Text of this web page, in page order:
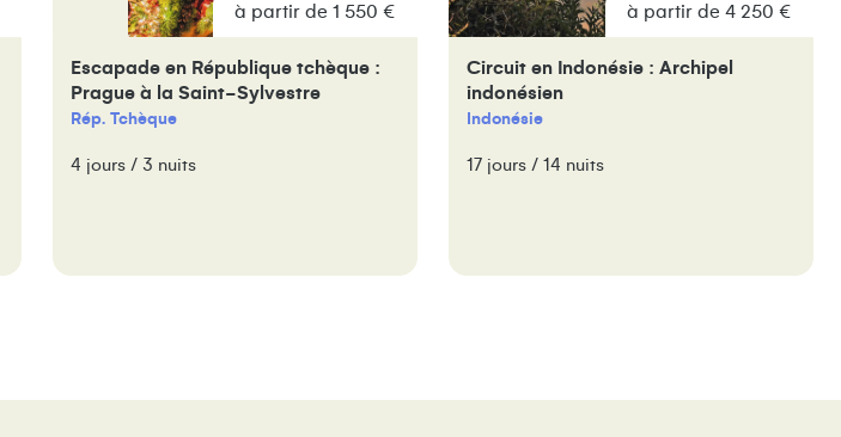
à partir de 1 550 €
Escapade en République tchèque :
Prague à la Saint-Sylvestre
Rép. Tchèque
4 jours / 3 nuits
à partir de 4 250 €
Circuit en Indonésie : Archipel
indonésien
Indonésie
17 jours / 14 nuits